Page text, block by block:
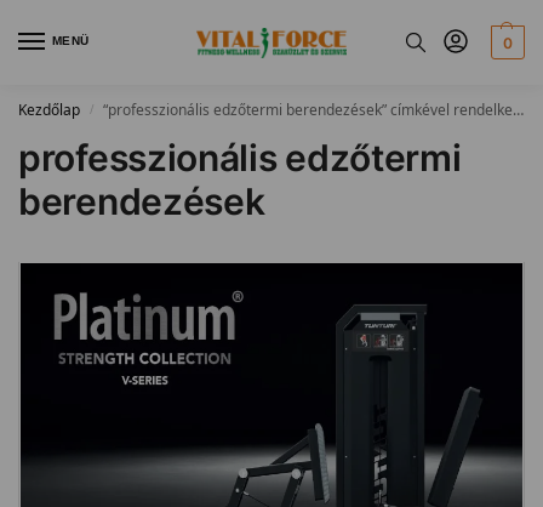
MENÜ 0
Kezdőlap / “professzionális edzőtermi berendezések” címkével rendelkező bejegyzések
professzionális edzőtermi
berendezések